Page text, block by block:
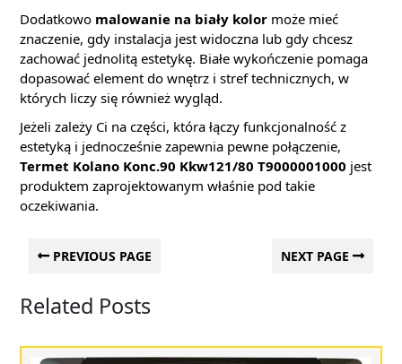
Dodatkowo malowanie na biały kolor może mieć
znaczenie, gdy instalacja jest widoczna lub gdy chcesz
zachować jednolitą estetykę. Białe wykończenie pomaga
dopasować element do wnętrz i stref technicznych, w
których liczy się również wygląd.
Jeżeli zależy Ci na części, która łączy funkcjonalność z
estetyką i jednocześnie zapewnia pewne połączenie,
Termet Kolano Konc.90 Kkw121/80 T9000001000 jest
produktem zaprojektowanym właśnie pod takie
oczekiwania.
PREVIOUS PAGE NEXT PAGE
Related Posts